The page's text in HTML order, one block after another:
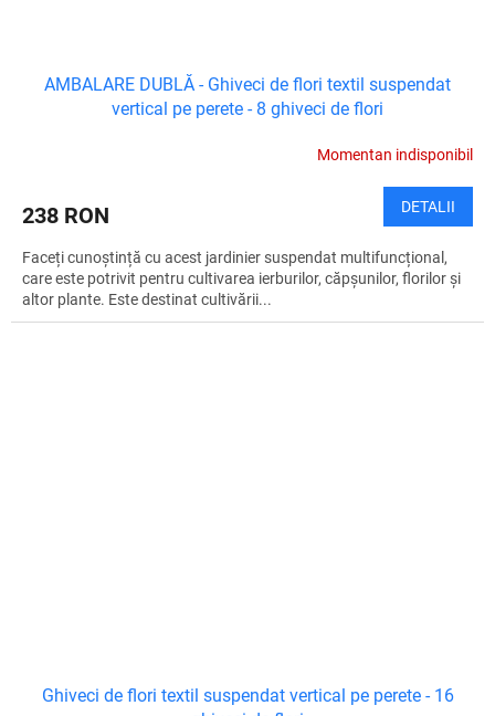
AMBALARE DUBLĂ - Ghiveci de flori textil suspendat
vertical pe perete - 8 ghiveci de flori
Momentan indisponibil
238 RON DETALII
Faceți cunoștință cu acest jardinier suspendat multifuncțional,
care este potrivit pentru cultivarea ierburilor, căpșunilor, florilor și
altor plante. Este destinat cultivării...
Ghiveci de flori textil suspendat vertical pe perete - 16